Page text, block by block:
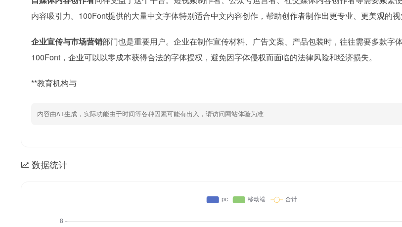
内容吸引力。100Font提供的大量中文字体特别适合中文内容创作，帮助创作者制作出更专业、更美观的视
企业宣传与市场营销部门也是重要用户。企业在制作宣传材料、广告文案、产品包装时，往往需要多款字
100Font，企业可以以零成本获得合法的字体授权，避免因字体侵权而面临的法律风险和经济损失。
**教育机构与
内容由AI生成，实际功能由于时间等各种因素可能有出入，请访问网站体验为准
数据统计